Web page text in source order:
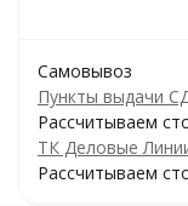
Самовывоз
Пункты выдачи
Рассчитываем
ТК Деловые
Рассчитываем